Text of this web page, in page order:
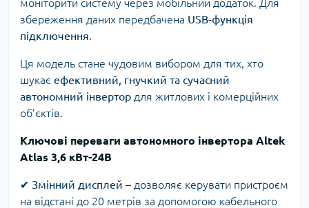
збереження даних передбачена USB-функція
підключення
Ця модель стане чудовим вибором для тих, хто
шукає ефективний, гнучкий та сучасний
автономний інвертор для житлових і комерційних
об’єктів.
Ключові переваги автономного інвертора Altek
Atlas 3,6 кВт-24В
✔ Змінний дисплей – дозволяє керувати пристроєм
на відстані до 20 метрів за допомогою кабельного